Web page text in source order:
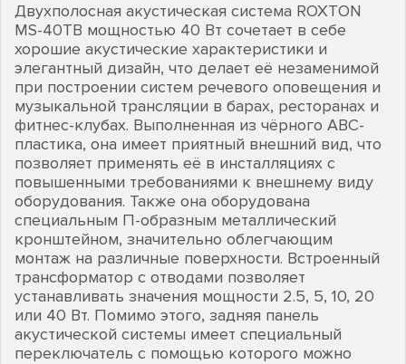
Двухполосная акустическая система ROXTON
MS-40TB мощностью 40 Вт сочетает в себе
хорошие акустические характеристики и
элегантный дизайн, что делает её незаменимой
при построении систем речевого оповещения и
музыкальной трансляции в барах, ресторанах и
фитнес-клубах. Выполненная из чёрного ABC-
пластика, она имеет приятный внешний вид, что
позволяет применять её в инсталляциях с
повышенными требованиями к внешнему виду
оборудования. Также она оборудована
специальным П-образным металлический
кронштейном, значительно облегчающим
монтаж на различные поверхности. Встроенный
трансформатор с отводами позволяет
устанавливать значения мощности 2.5, 5, 10, 20
или 40 Вт. Помимо этого, задняя панель
акустической системы имеет специальный
переключатель с помощью которого можно